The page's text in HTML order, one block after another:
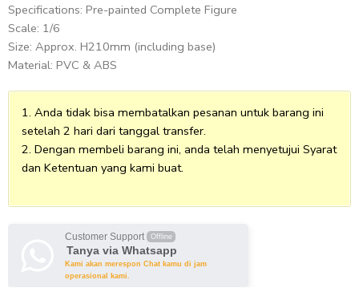
Specifications: Pre-painted Complete Figure
Scale: 1/6
Size: Approx. H210mm (including base)
Material: PVC & ABS
Anda tidak bisa membatalkan pesanan untuk barang ini
setelah 2 hari dari tanggal transfer.
Dengan membeli barang ini, anda telah menyetujui Syarat
dan Ketentuan yang kami buat.
Customer Support Offline
Tanya via Whatsapp
Kami akan merespon Chat kamu di jam
operasional kami.